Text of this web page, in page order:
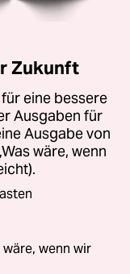
Zukunft
eine bessere
Ausgaben für
Ausgabe von
wäre, wenn
wäre, wenn wir